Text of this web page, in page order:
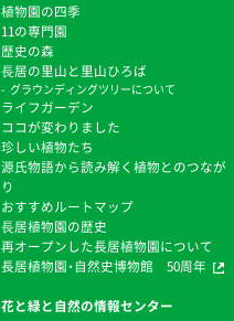
植物園の四季
11の専門園
歴史の森
⻑居の里山と里山ひろば
グラウンディングツリーについて
ライフガーデン
ココが変わりました
珍しい植物たち
源氏物語から読み解く植物とのつなが
り
おすすめルートマップ
⻑居植物園の歴史
再オープンした長居植物園について
長居植物園・自然史博物館 50周年
花と緑と自然の情報センター